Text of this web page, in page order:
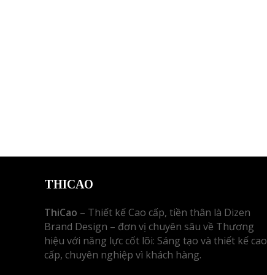
THICAO
ThiCao – Thiết kế Cao cấp, tiền thân là Dizen
Brand Design – đơn vị chuyên sâu về Thương
hiệu với năng lực cốt lõi: Sáng tạo và thiết kế cao
cấp, chuyên nghiệp vì khách hàng.